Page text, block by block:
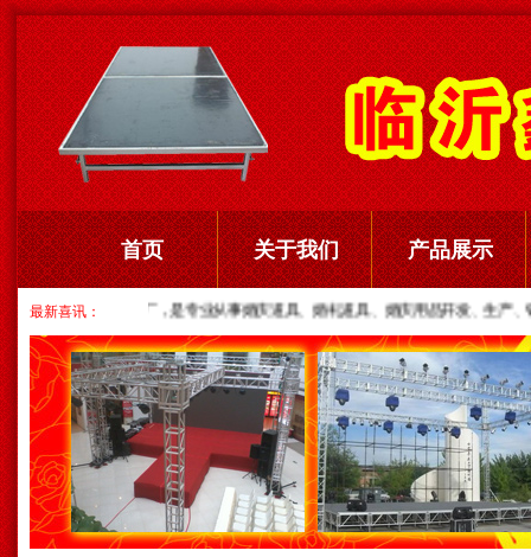
首页 关于我们 产品展示
最新喜讯：
临沂鑫达道具厂，是专业从事婚庆道具、婚礼道具、婚庆用品开发、生产、